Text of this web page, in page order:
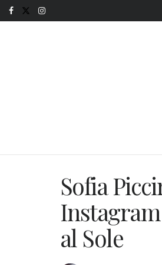
Sofia
al Sole